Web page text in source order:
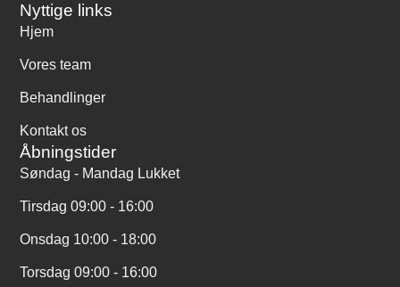
Nyttige links
Hjem
Vores team
Behandlinger
Kontakt os
Åbningstider
Søndag - Mandag Lukket
Tirsdag 09:00 - 16:00
Onsdag 10:00 - 18:00
Torsdag 09:00 - 16:00